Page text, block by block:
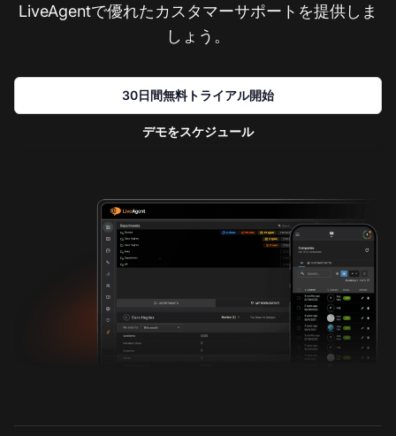
LiveAgentで優れたカスタマーサポートを提供しま
しょう。
30日間無料トライアル開始
デモをスケジュール